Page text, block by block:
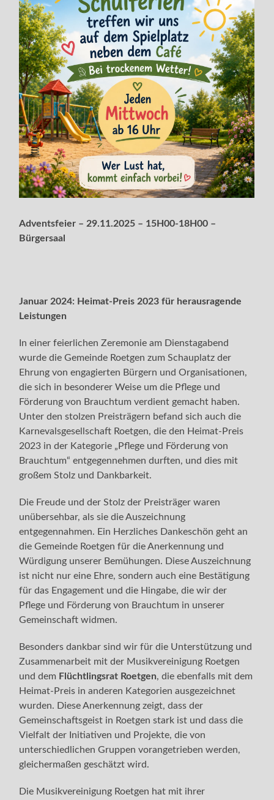
Adventsfeier – 29.11.2025 – 15H00-18H00 –
Bürgersaal
Januar 2024: Heimat-Preis 2023 für herausragende
Leistungen
In einer feierlichen Zeremonie am Dienstagabend
wurde die Gemeinde Roetgen zum Schauplatz der
Ehrung von engagierten Bürgern und Organisationen,
die sich in besonderer Weise um die Pflege und
Förderung von Brauchtum verdient gemacht haben.
Unter den stolzen Preisträgern befand sich auch die
Karnevalsgesellschaft Roetgen, die den Heimat-Preis
2023 in der Kategorie „Pflege und Förderung von
Brauchtum“ entgegennehmen durften, und dies mit
großem Stolz und Dankbarkeit.
Die Freude und der Stolz der Preisträger waren
unübersehbar, als sie die Auszeichnung
entgegennahmen. Ein Herzliches Dankeschön geht an
die Gemeinde Roetgen für die Anerkennung und
Würdigung unserer Bemühungen. Diese Auszeichnung
ist nicht nur eine Ehre, sondern auch eine Bestätigung
für das Engagement und die Hingabe, die wir der
Pflege und Förderung von Brauchtum in unserer
Gemeinschaft widmen.
Besonders dankbar sind wir für die Unterstützung und
Zusammenarbeit mit der Musikvereinigung Roetgen
und dem Flüchtlingsrat Roetgen, die ebenfalls mit dem
Heimat-Preis in anderen Kategorien ausgezeichnet
wurden. Diese Anerkennung zeigt, dass der
Gemeinschaftsgeist in Roetgen stark ist und dass die
Vielfalt der Initiativen und Projekte, die von
unterschiedlichen Gruppen vorangetrieben werden,
gleichermaßen geschätzt wird.
Die Musikvereinigung Roetgen hat mit ihrer